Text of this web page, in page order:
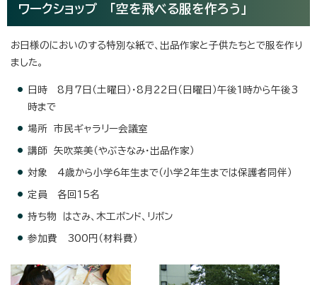
ワークショップ 「空を飛べる服を作ろう」
お日様のにおいのする特別な紙で、出品作家と子供たちとで服を作り
ました。
日時 8月7日（土曜日）・8月22日（日曜日）午後1時から午後3
時まで
場所 市民ギャラリー会議室
講師 矢吹菜美（やぶきなみ・出品作家）
対象 4歳から小学6年生まで（小学2年生までは保護者同伴）
定員 各回15名
持ち物 はさみ、木工ボンド、リボン
参加費 300円（材料費）